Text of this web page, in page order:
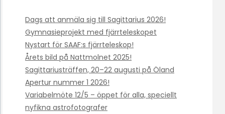
Dags att anmäla sig till Sagittarius 2026!
Gymnasieprojekt med fjärrteleskopet
Nystart för SAAF:s fjärrteleskop!
Årets bild på Nattmolnet 2025!
Sagittariusträffen, 20–22 augusti på Öland
Apertur nummer 1 2026!
Variabelmöte 12/5 – öppet för alla, speciellt
nyfikna astrofotografer